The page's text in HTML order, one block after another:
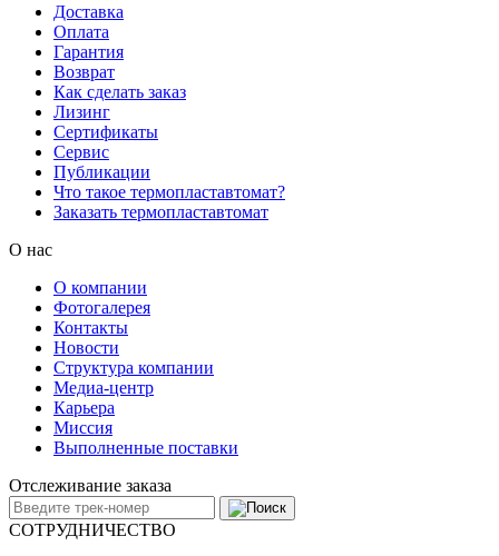
Доставка
Оплата
Гарантия
Возврат
Как сделать заказ
Лизинг
Сертификаты
Сервис
Публикации
Что такое термопластавтомат?
Заказать термопластавтомат
О нас
О компании
Фотогалерея
Контакты
Новости
Структура компании
Медиа-центр
Карьера
Миссия
Выполненные поставки
Отслеживание заказа
СОТРУДНИЧЕСТВО